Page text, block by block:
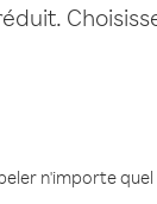
n'importe